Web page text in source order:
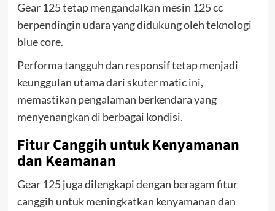
Gear 125 tetap mengandalkan mesin 125 cc
berpendingin udara yang didukung oleh teknologi
blue core.
Performa tangguh dan responsif tetap menjadi
keunggulan utama dari skuter matic ini,
memastikan pengalaman berkendara yang
menyenangkan di berbagai kondisi.
Fitur Canggih untuk Kenyamanan
dan Keamanan
Gear 125 juga dilengkapi dengan beragam fitur
canggih untuk meningkatkan kenyamanan dan